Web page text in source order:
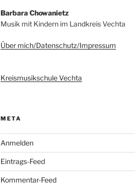
Barbara Chowanietz
Musik mit Kindern im Landkreis Vechta
Über mich/Datenschutz/Impressum
Kreismusikschule Vechta
META
Anmelden
Eintrags-Feed
Kommentar-Feed